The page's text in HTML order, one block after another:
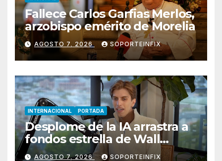
Fallece Carlos Garfias Merlos,
arzobispo emérito de Morelia
AGOSTO 7, 2026 SOPORTEINFIX
INTERNACIONAL PORTADA
Desplome de la IA arrastra a
fondos estrella de Wall
Street
AGOSTO 7, 2026 SOPORTEINFIX